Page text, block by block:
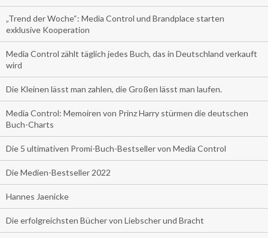
„Trend der Woche“: Media Control und Brandplace starten
exklusive Kooperation
Media Control zählt täglich jedes Buch, das in Deutschland verkauft
wird
Die Kleinen lässt man zahlen, die Großen lässt man laufen.
Media Control: Memoiren von Prinz Harry stürmen die deutschen
Buch-Charts
Die 5 ultimativen Promi-Buch-Bestseller von Media Control
Die Medien-Bestseller 2022
Hannes Jaenicke
Die erfolgreichsten Bücher von Liebscher und Bracht